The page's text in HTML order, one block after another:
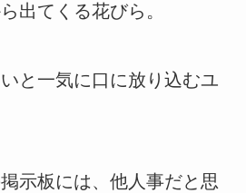
出てくる花びら。
と一気に口に放り込むユ
示板には、他人事だと思